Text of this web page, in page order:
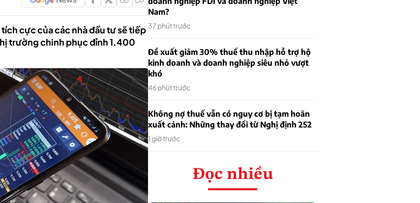
cực của các nhà đầu tư sẽ tiếp
trường chinh phục đỉnh 1.400
Nam?
37 phút trước
Đề xuất giảm 30% thuế thu nhập hỗ trợ hộ
kinh doanh và doanh nghiệp siêu nhỏ vượt
khó
46 phút trước
Không nợ thuế vẫn có nguy cơ bị tạm hoãn
xuất cảnh: Những thay đổi từ Nghị định 252
1 giờ trước
Đọc nhiều